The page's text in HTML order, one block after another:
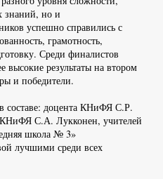
знаний, но и
успешно справились с
грамотность,
Среди финалистов
высокие результаты на втором
и победители.
составе: доцента КНиФЯ С.Р.
КНиФЯ С.А. Лукконен, учителей
школа № 3»
лучшими среди всех